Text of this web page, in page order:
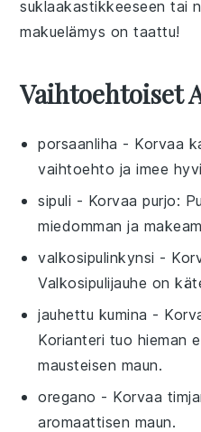
suklaakastikkeeseen tai
makuelämys on taattu!
Vaihtoehtoiset
porsaanliha - Korvaa
vaihtoehto ja imee
sipuli - Korvaapurjo:
miedomman ja
valkosipulinkynsi -
Valkosipulijauhe on
jauhettu kumina -
Korianteri tuo hieman
mausteisen maun.
oregano - Korvaa
aromaattisen maun.